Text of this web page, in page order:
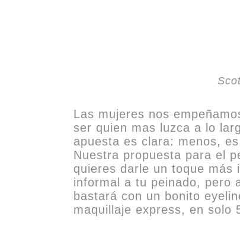
Las mujeres nos
ser quien mas luzca a lo
apuesta es clara: menos,
Nuestra propuesta para el
quieres darle un toque más
informal a tu peinado, pero
bastará con un bonito
maquillaje express, en